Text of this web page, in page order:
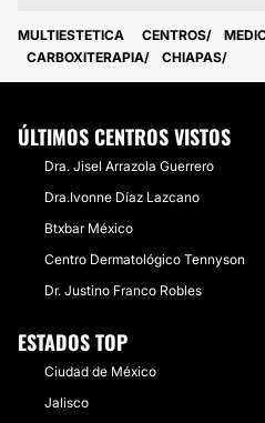
MULTIESTETICA CENTROS
CARBOXITERAPIA
CHIAPAS
ÚLTIMOS CENTROS VISTOS
Dra. Jisel Arrazola Guerrero
Dra.Ivonne Díaz Lazcano
Btxbar México
Centro Dermatológico Tennyson
Dr. Justino Franco Robles
ESTADOS TOP
Ciudad de México
Jalisco